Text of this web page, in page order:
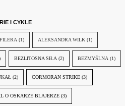
I CYKLE
(1) ALEKSANDRA WILK (1)
BEZLITOSNA SIŁA (2) BEZMYŚLNA (1)
(2) CORMORAN STRIKE (3)
O OSKARZE BLAJERZE (3)